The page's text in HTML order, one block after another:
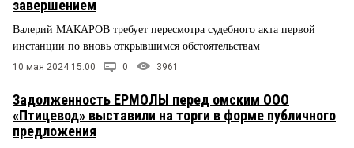
завершением
Валерий МАКАРОВ требует пересмотра судебного акта первой
инстанции по вновь открывшимся обстоятельствам
10 мая 2024 15:00 0 3961
Задолженность ЕРМОЛЫ перед омским ООО
«Птицевод» выставили на торги в форме публичного
предложения